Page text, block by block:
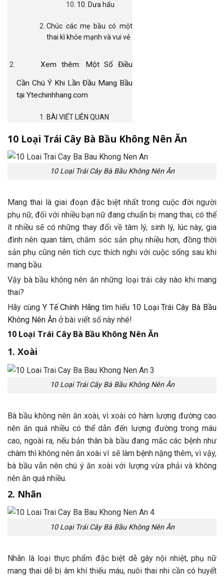
10. Dưa hấu
Chúc các mẹ bầu có một
thai kì khỏe mạnh và vui vẻ
Xem thêm: Một Số Điều
Cần Chú Ý Khi Lần Đầu Mang Bầu
tại Ytechinhhang.com
BÀI VIẾT LIÊN QUAN
10 Loại Trái Cây Bà Bầu Không Nên Ăn
10 Loại Trái Cây Bà Bầu Không Nên Ăn
Mang thai là giai đoạn đặc biệt nhất trong cuộc đời người
phụ nữ, đối với nhiều bạn nữ đang chuẩn bị mang thai, có thể
ít nhiều sẽ có những thay đổi về tâm lý, sinh lý, lúc này, gia
đình nên quan tâm, chăm sóc sản phụ nhiều hơn, đồng thời
sản phụ cũng nên tích cực thích nghi với cuộc sống sau khi
mang bầu.
Vậy bà bầu không nên ăn những loại trái cây nào khi mang
thai?
Hãy cùng Y Tế Chính Hãng tìm hiểu 10 Loại Trái Cây Bà Bầu
Không Nên Ăn ở bài viết số này nhé!
10 Loại Trái Cây Bà Bầu Không Nên Ăn
1. Xoài
10 Loại Trái Cây Bà Bầu Không Nên Ăn
Bà bầu không nên ăn xoài, vì xoài có hàm lượng đường cao
nên ăn quá nhiều có thể dẫn đến lượng đường trong máu
cao, ngoài ra, nếu bản thân bà bầu đang mắc các bệnh như
chàm thì không nên ăn xoài vì sẽ làm bệnh nặng thêm, vì vậy,
bà bầu vẫn nên chú ý ăn xoài với lượng vừa phải và không
nên ăn quá nhiều.
2. Nhãn
10 Loại Trái Cây Bà Bầu Không Nên Ăn
Nhãn là loại thực phẩm đặc biệt dễ gây nội nhiệt, phụ nữ
mang thai dễ bị âm khí thiếu máu, nuôi thai nhi cần có huyết